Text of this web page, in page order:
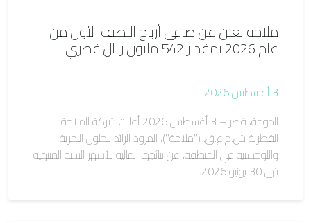
ملاحة تعلن عن صافي أرباح النصف الأول من
عام 2026 بمقدار 542 مليون ريال قطري
3 أغسطس 2026
الدوحة، قطر – 3 أغسطس 2026 أعلنت شركة الملاحة
القطرية ش.م.ع.ق. ("ملاحة")، المزود الرائد للحلول البحرية
واللوجستية في المنطقة، عن نتائجها المالية للأشهر الستة المنتهية
في 30 يونيو 2026.